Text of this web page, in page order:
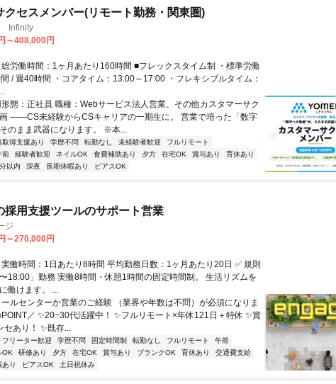
クセスメンバー(リモート勤務・関東圏)
Infinity
～408,000円
労働時間：1ヶ月あたり160時間 ■フレックスタイム制 ・標準労働
/ 週40時間 ・コアタイム：13:00～17:00 ・フレキシブルタイム：
態：正社員 職種：Webサービス法人営業、その他カスタマーサク
――CS未経験からCSキャリアの一期生に。 営業で培った「数字
のまま武器になります。 ※本...
取得支援あり 学歴不問 転勤なし 未経験者歓迎
フルリモート
前 経験者歓迎 ネイルOK 食費補助あり 夕方 在宅OK 賞与あり
育休あり
以内 深夜 長期休暇あり ピアスOK
採用支援ツールのサポート営業
ジ
～270,000円
働時間：1日あたり8時間 平均勤務日数：1ヶ月あたり20日 ✅ 規則
18:00」勤務 実働8時間・休憩1時間の固定時間制。 生活リズムを
働けます。 ...
ルセンターか営業のご経験 （業界や年数は不問）が必須になりま
／ ✨20~30代活躍中！ ✨フルリモート×年休121日＋特休 ✨賞
セあり！ ✨既存...
フリーター歓迎 学歴不問 固定時間制 転勤なし フルリモート
午前
OK 研修あり 夕方 在宅OK 賞与あり ブランクOK 育休あり
交通費支給
り ピアスOK 土日祝休み